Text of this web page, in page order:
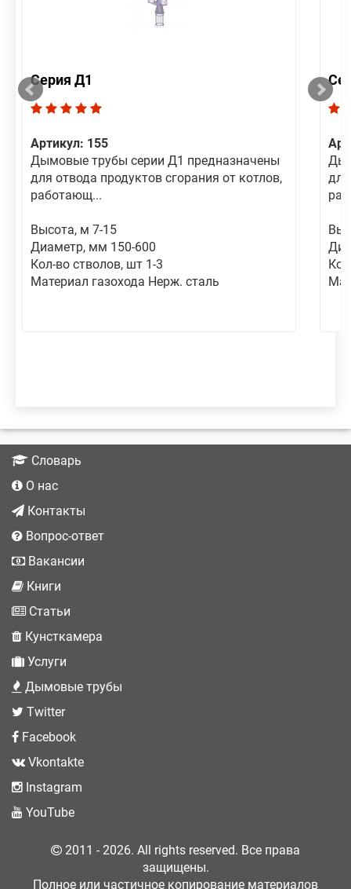
Серия Д1
Артикул: 155
Дымовые трубы серии Д1 предназначены
для отвода продуктов сгорания от котлов,
работающ...
Высота, м 7-15
Диаметр, мм 150-600
Кол-во стволов, шт 1-3
Материал газохода Нерж. сталь
Словарь
О нас
Контакты
Вопрос-ответ
Вакансии
Книги
Статьи
Кунсткамера
Услуги
Дымовые трубы
Twitter
Facebook
Vkontakte
Instagram
YouTube
2011 - 2026. All rights reserved. Все права
защищены.
Полное или частичное копирование материалов